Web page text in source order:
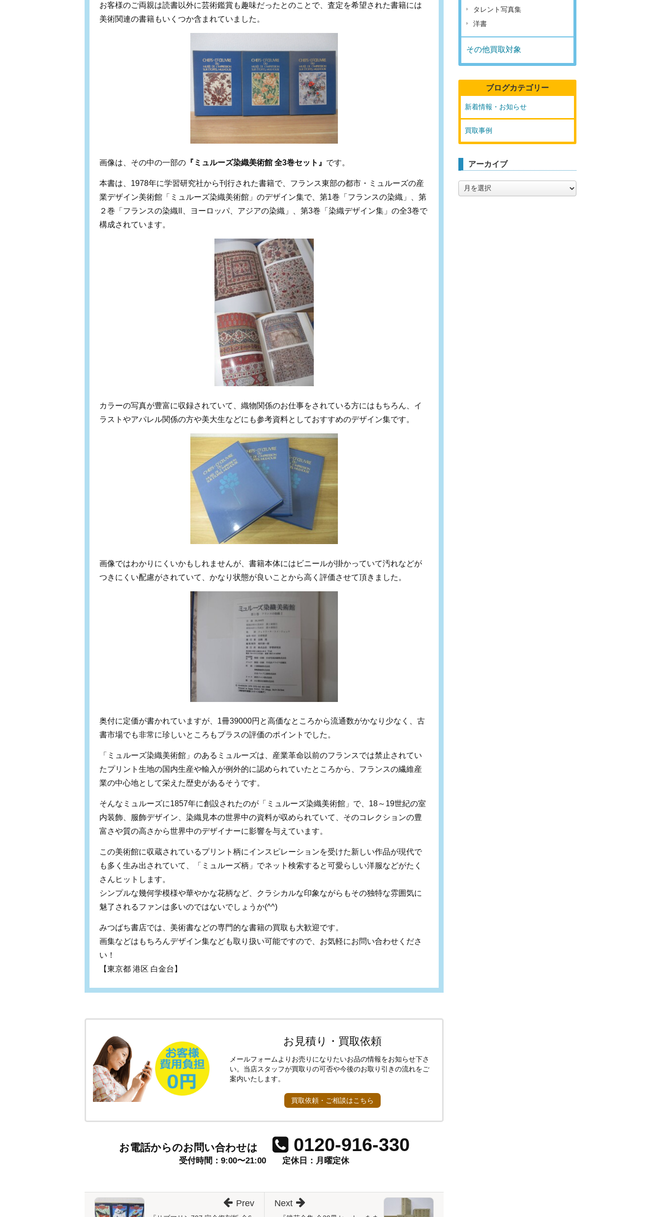
お客様のご両親は読書以外に芸術鑑賞も趣味だったとのことで、査定を希望された書籍には
美術関連の書籍もいくつか含まれていました。
画像は、その中の一部の 『ミュルーズ染織美術館 全3巻セット』 です。
本書は、1978年に学習研究社から刊行された書籍で、フランス東部の都市・ミュルーズの産
業デザイン美術館「ミュルーズ染織美術館」のデザイン集で、第1巻「フランスの染織」、第
２巻「フランスの染織Ⅱ、ヨーロッパ、アジアの染織」、第3巻「染織デザイン集」の全3巻で
構成されています。
カラーの写真が豊富に収録されていて、織物関係のお仕事をされている方にはもちろん、イ
ラストやアパレル関係の方や美大生などにも参考資料としておすすめのデザイン集です。
画像ではわかりにくいかもしれませんが、書籍本体にはビニールが掛かっていて汚れなどが
つきにくい配慮がされていて、かなり状態が良いことから高く評価させて頂きました。
奥付に定価が書かれていますが、1冊39000円と高価なところから流通数がかなり少なく、古
書市場でも非常に珍しいところもプラスの評価のポイントでした。
「ミュルーズ染織美術館」のあるミュルーズは、産業革命以前のフランスでは禁止されてい
たプリント生地の国内生産や輸入が例外的に認められていたところから、フランスの繊維産
業の中心地として栄えた歴史があるそうです。
そんなミュルーズに1857年に創設されたのが「ミュルーズ染織美術館」で、18～19世紀の室
内装飾、服飾デザイン、染織見本の世界中の資料が収められていて、そのコレクションの豊
富さや質の高さから世界中のデザイナーに影響を与えています。
この美術館に収蔵されているプリント柄にインスピレーションを受けた新しい作品が現代で
も多く生み出されていて、「ミュルーズ柄」でネット検索すると可愛らしい洋服などがたく
さんヒットします。
シンプルな幾何学模様や華やかな花柄など、クラシカルな印象ながらもその独特な雰囲気に
魅了されるファンは多いのではないでしょうか(^^)
みつばち書店では、美術書などの専門的な書籍の買取も大歓迎です。
画集などはもちろんデザイン集なども取り扱い可能ですので、お気軽にお問い合わせくださ
い！
【東京都 港区 白金台】
お見積り・買取依頼
メールフォームよりお売りになりたいお品の情報をお知らせ下さ
い。当店スタッフが買取りの可否や今後のお取り引きの流れをご
案内いたします。
買取依頼・ご相談はこちら
お電話からのお問い合わせは 0120-916-330
受付時間：9:00〜21:00 定休日：月曜定休
Next
Prev
タレント写真集
洋書
その他買取対象
ブログカテゴリー
新着情報・お知らせ
買取事例
アーカイブ
ー